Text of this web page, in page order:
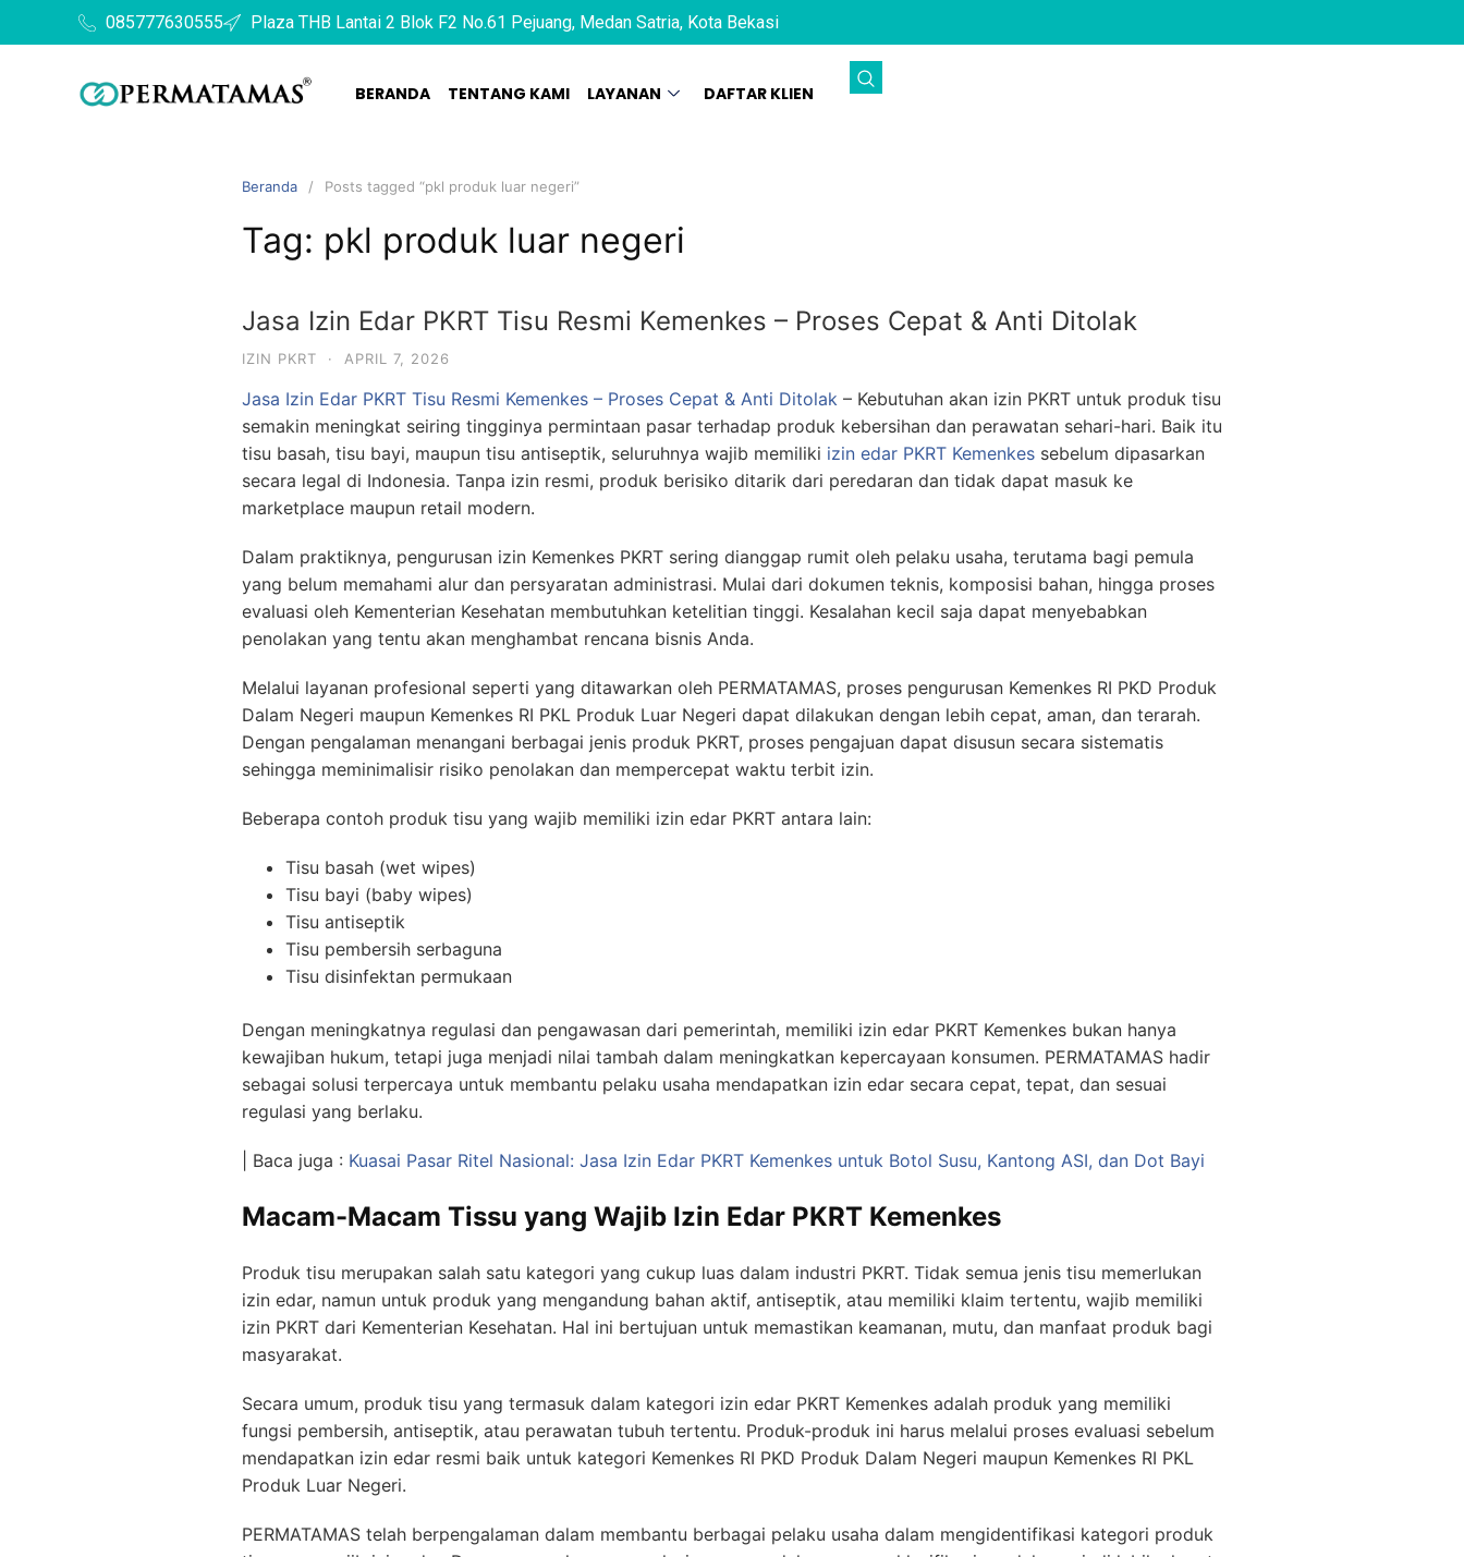
085777630555 Plaza THB Lantai 2 Blok F2 No.61 Pejuang, Medan Satria, Kota Bekasi
BERANDA TENTANG KAMI LAYANAN DAFTAR KLIEN
Beranda Posts tagged “pkl produk luar negeri”
Tag: pkl produk luar negeri
Jasa Izin Edar PKRT Tisu Resmi Kemenkes – Proses Cepat & Anti Ditolak
IZIN PKRT · APRIL 7, 2026
Jasa Izin Edar PKRT Tisu Resmi Kemenkes – Proses Cepat & Anti Ditolak – Kebutuhan akan izin PKRT untuk produk tisu
semakin meningkat seiring tingginya permintaan pasar terhadap produk kebersihan dan perawatan sehari-hari. Baik itu
tisu basah, tisu bayi, maupun tisu antiseptik, seluruhnya wajib memiliki izin edar PKRT Kemenkes sebelum dipasarkan
secara legal di Indonesia. Tanpa izin resmi, produk berisiko ditarik dari peredaran dan tidak dapat masuk ke
marketplace maupun retail modern.
Dalam praktiknya, pengurusan izin Kemenkes PKRT sering dianggap rumit oleh pelaku usaha, terutama bagi pemula
yang belum memahami alur dan persyaratan administrasi. Mulai dari dokumen teknis, komposisi bahan, hingga proses
evaluasi oleh Kementerian Kesehatan membutuhkan ketelitian tinggi. Kesalahan kecil saja dapat menyebabkan
penolakan yang tentu akan menghambat rencana bisnis Anda.
Melalui layanan profesional seperti yang ditawarkan oleh PERMATAMAS, proses pengurusan Kemenkes RI PKD Produk
Dalam Negeri maupun Kemenkes RI PKL Produk Luar Negeri dapat dilakukan dengan lebih cepat, aman, dan terarah.
Dengan pengalaman menangani berbagai jenis produk PKRT, proses pengajuan dapat disusun secara sistematis
sehingga meminimalisir risiko penolakan dan mempercepat waktu terbit izin.
Beberapa contoh produk tisu yang wajib memiliki izin edar PKRT antara lain:
Tisu basah (wet wipes)
Tisu bayi (baby wipes)
Tisu antiseptik
Tisu pembersih serbaguna
Tisu disinfektan permukaan
Dengan meningkatnya regulasi dan pengawasan dari pemerintah, memiliki izin edar PKRT Kemenkes bukan hanya
kewajiban hukum, tetapi juga menjadi nilai tambah dalam meningkatkan kepercayaan konsumen. PERMATAMAS hadir
sebagai solusi terpercaya untuk membantu pelaku usaha mendapatkan izin edar secara cepat, tepat, dan sesuai
regulasi yang berlaku.
| Baca juga : Kuasai Pasar Ritel Nasional: Jasa Izin Edar PKRT Kemenkes untuk Botol Susu, Kantong ASI, dan Dot Bayi
Macam-Macam Tissu yang Wajib Izin Edar PKRT Kemenkes
Produk tisu merupakan salah satu kategori yang cukup luas dalam industri PKRT. Tidak semua jenis tisu memerlukan
izin edar, namun untuk produk yang mengandung bahan aktif, antiseptik, atau memiliki klaim tertentu, wajib memiliki
izin PKRT dari Kementerian Kesehatan. Hal ini bertujuan untuk memastikan keamanan, mutu, dan manfaat produk bagi
masyarakat.
Secara umum, produk tisu yang termasuk dalam kategori izin edar PKRT Kemenkes adalah produk yang memiliki
fungsi pembersih, antiseptik, atau perawatan tubuh tertentu. Produk-produk ini harus melalui proses evaluasi sebelum
mendapatkan izin edar resmi baik untuk kategori Kemenkes RI PKD Produk Dalam Negeri maupun Kemenkes RI PKL
Produk Luar Negeri.
PERMATAMAS telah berpengalaman dalam membantu berbagai pelaku usaha dalam mengidentifikasi kategori produk